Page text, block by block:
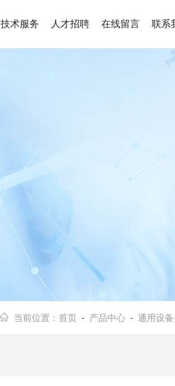
技术服务 人才招聘 在线留言 联系
当前位置：首页 - 产品中心 -通用设